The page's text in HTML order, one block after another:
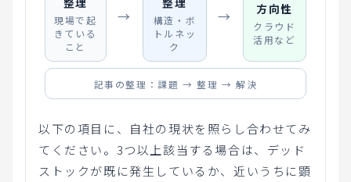
現場で起
きている
こと
→
構造・ボ
トルネッ
ク
→
方向性
クラウド
活用など
記事の整理：課題 → 整理 → 解決
以下の項目に、自社の現状を照らし合わせてみ
てください。3つ以上該当する場合は、デッド
ストックが既に発生しているか、近いうちに顕